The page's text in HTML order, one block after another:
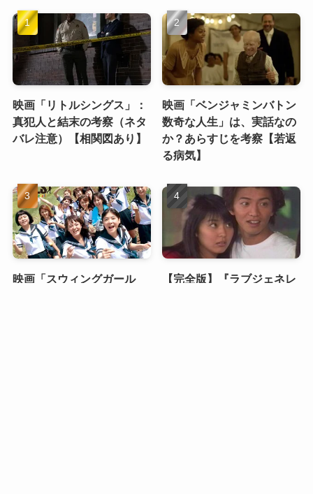
映画「リトルシングス」：
真犯人と結末の考察（ネタ
バレ注意）【相関図あり】
映画「ベンジャミンバトン
数奇な人生」は、実話なの
か？あらすじを考察【若返
る病気】
映画「スウィングガール
【完全版】『ラブジェネレ